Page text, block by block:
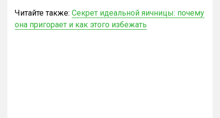
Читайте также: Секрет идеальной яичницы: почему
она пригорает и как этого избежать